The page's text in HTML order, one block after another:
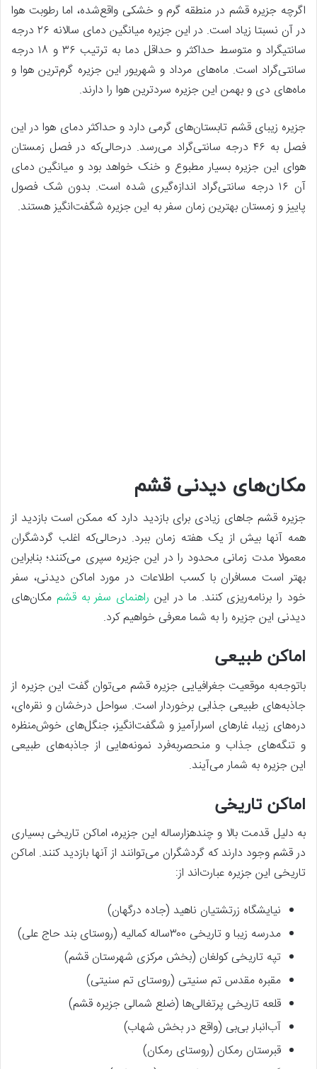
اگرچه جزیره قشم در منطقه گرم و خشکی واقع‌شده، اما رطوبت هوا
در آن نسبتا زیاد است. در این جزیره میانگین دمای سالانه ۲۶ درجه
سانتیگراد و متوسط حداکثر و حداقل دما به ترتیب ۳۶ و ۱۸ درجه
سانتی‌گراد است. ماه‌های مرداد و شهریور این جزیره گرم‌ترین هوا و
ماه‌های دی و بهمن این جزیره سردترین هوا را دارند.
جزیره زیبای قشم تابستان‌های گرمی دارد و حداکثر دمای هوا در این
فصل به ۴۶ درجه سانتی‌گراد می‌رسد. درحالی‌که در فصل زمستان
هوای این جزیره بسیار مطبوع و خنک خواهد بود و میانگین دمای
آن ۱۶ درجه سانتی‌گراد اندازه‌گیری شده است. بدون شک فصول
پاییز و زمستان بهترین زمان سفر به این جزیره شگفت‌انگیز هستند.
مکان‌های دیدنی قشم
جزیره قشم جاهای زیادی برای بازدید دارد که ممکن است بازدید از
همه آنها بیش از یک هفته زمان ببرد. درحالی‌که اغلب گردشگران
معمولا مدت زمانی محدود را در این جزیره سپری می‌کنند؛ بنابراین
بهتر است مسافران با کسب اطلاعات در مورد اماکن دیدنی، سفر
خود را برنامه‌ریزی کنند. ما در این راهنمای سفر به قشم مکان‌های
دیدنی این جزیره را به شما معرفی خواهیم کرد.
اماکن طبیعی
باتوجه‌به موقعیت جغرافیایی جزیره قشم می‌توان گفت این جزیره از
جاذبه‌های طبیعی جذابی برخوردار است. سواحل درخشان و نقره‌ای،
دره‌های زیبا، غارهای اسرارآمیز و شگفت‌انگیز، جنگل‌های خوش‌منظره
و تنگه‌های جذاب و منحصربه‌فرد نمونه‌هایی از جاذبه‌های طبیعی
این جزیره به شمار می‌آیند.
اماکن تاریخی
به دلیل قدمت بالا و چندهزارساله این جزیره، اماکن تاریخی بسیاری
در قشم وجود دارند که گردشگران می‌توانند از آنها بازدید کنند. اماکن
تاریخی این جزیره عبارت‌اند از:
نیایشگاه زرتشتیان ناهید (جاده درگهان)
مدرسه زیبا و تاریخی ۳۰۰ساله کمالیه (روستای بند حاج علی)
تپه تاریخی کولغان (بخش مرکزی شهرستان قشم)
مقبره مقدس تم سنیتی (روستای تم سنیتی)
قلعه تاریخی پرتغالی‌ها (ضلع شمالی جزیره قشم)
آب‌انبار بی‌بی (واقع در بخش شهاب)
قبرستان رمکان (روستای رمکان)